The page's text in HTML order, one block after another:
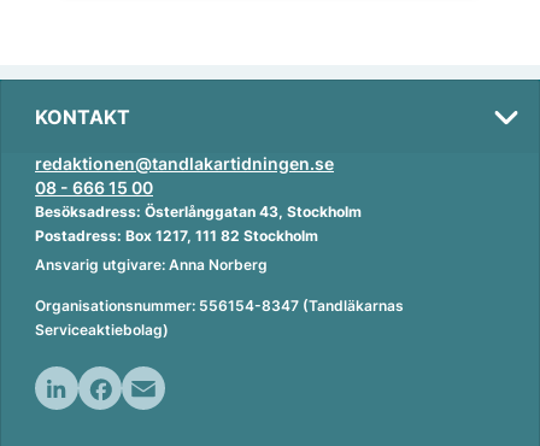
KONTAKT
redaktionen@tandlakartidningen.se
08 - 666 15 00
Besöksadress: Österlånggatan 43, Stockholm
Postadress: Box 1217, 111 82 Stockholm
Ansvarig utgivare: Anna Norberg
Organisationsnummer: 556154-8347 (Tandläkarnas
Serviceaktiebolag)